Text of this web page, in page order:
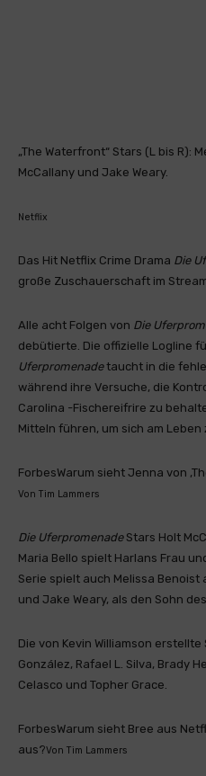
„The Waterfront“ Stars (L bis R):
McCallany und Jake Weary.
Netflix
Das Hit Netflix Crime Drama Die
große Zuschauerschaft im
Alle acht Folgen von Die
debütierte. Die offizielle Logline
Uferpromenadetaucht in die
während ihre Versuche, die
Carolina -Fischereifrire zu
Mitteln führen, um sich am Leben
ForbesWarum sieht Jenna von
Von Tim Lammers
Die UferpromenadeStars Holt
Maria Bello spielt Harlans Frau
Serie spielt auch Melissa Benoist
und Jake Weary, als den Sohn
Die von Kevin Williamson
González, Rafael L. Silva, Brady
Celasco und Topher Grace.
ForbesWarum sieht Bree aus
aus?Von Tim Lammers